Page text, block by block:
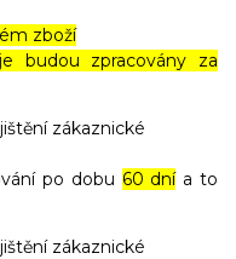
zboží
budou zpracovány za
zákaznické
po dobu 60 dnía to
zákaznické